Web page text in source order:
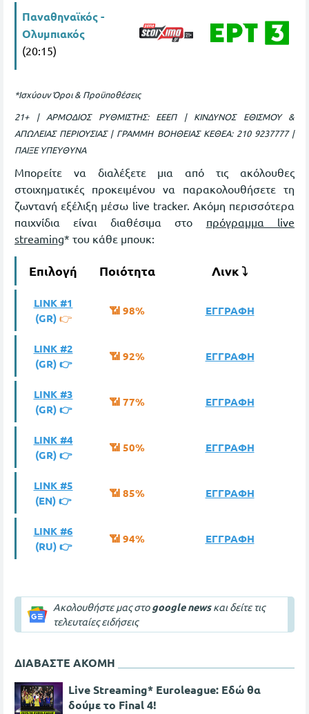
Παναθηναϊκός -
Ολυμπιακός
(20:15)
*Ισχύουν Όροι & Προϋποθέσεις
21+ | ΑΡΜΟΔΙΟΣ ΡΥΘΜΙΣΤΗΣ: ΕΕΕΠ | ΚΙΝΔΥΝΟΣ ΕΘΙΣΜΟΥ &
ΑΠΩΛΕΙΑΣ ΠΕΡΙΟΥΣΙΑΣ | ΓΡΑΜΜΗ ΒΟΗΘΕΙΑΣ ΚΕΘΕΑ: 210 9237777 |
ΠΑΙΞΕ ΥΠΕΥΘΥΝΑ
Μπορείτε να διαλέξετε μια από τις ακόλουθες
στοιχηματικές προκειμένου να παρακολουθήσετε τη
ζωντανή εξέλιξη μέσω live tracker. Ακόμη περισσότερα
παιχνίδια είναι διαθέσιμα στο πρόγραμμα live
streaming* του κάθε μπουκ:
Επιλογή Ποιότητα Λινκ ⤵
LINK #1
(GR) 👉
📶 98% ΕΓΓΡΑΦΗ
LINK #2
(GR) 👉
📶 92% ΕΓΓΡΑΦΗ
LINK #3
(GR) 👉
📶 77% ΕΓΓΡΑΦΗ
LINK #4
(GR) 👉
📶 50% ΕΓΓΡΑΦΗ
LINK #5
(ΕΝ) 👉
📶 85% ΕΓΓΡΑΦΗ
LINK #6
(RU) 👉
📶 94% ΕΓΓΡΑΦΗ
Ακολουθήστε μας στοgoogle newsκαι δείτε τις
τελευταίες ειδήσεις
ΔΙΑΒΑΣΤΕ ΑΚΟΜΗ
Live Streaming* Euroleague: Εδώ θα
δούμε το Final 4!